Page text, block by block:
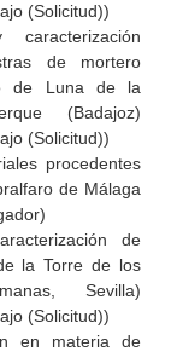
(Solicitud))
de mortero
de Luna de la
(Badajoz)
(Solicitud))
procedentes
de Málaga
de
la Torre de los
Sevilla)
(Solicitud))
en materia de